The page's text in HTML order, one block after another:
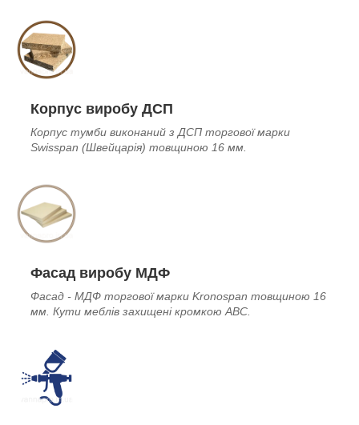
Корпус виробу ДСП
Корпус тумби виконаний з ДСП торгової марки
Swisspan (Швейцарія) товщиною 16 мм.
Фасад виробу МДФ
Фасад - МДФ торгової марки Kronospan товщиною 16
мм. Кути меблів захищені кромкою ABC.